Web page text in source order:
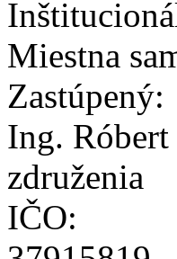
Miestna
Zastúpený:
Ing. Róbert
združenia
IČO: